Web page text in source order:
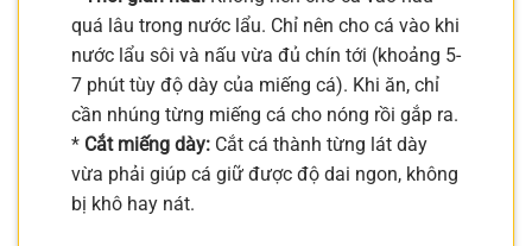
quá lâu trong nước lẩu. Chỉ nên cho cá vào khi
nước lẩu sôi và nấu vừa đủ chín tới (khoảng 5-
7 phút tùy độ dày của miếng cá). Khi ăn, chỉ
cần nhúng từng miếng cá cho nóng rồi gắp ra.
* Cắt miếng dày: Cắt cá thành từng lát dày
vừa phải giúp cá giữ được độ dai ngon, không
bị khô hay nát.